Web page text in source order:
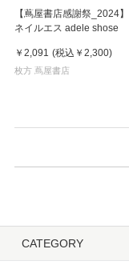
【蔦屋書店感謝祭_2024】
ネイルエス adele shose
￥2,091 (税込 ￥2,300)
枚方 蔦屋書店
CATEGORY